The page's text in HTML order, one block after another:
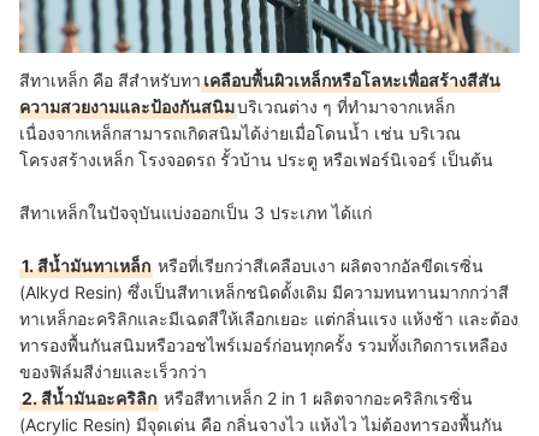
สีทาเหล็ก คือ สีสำหรับทาเคลือบพื้นผิวเหล็กหรือโลหะเพื่อสร้างสีสัน
ความสวยงามและป้องกันสนิมบริเวณต่าง ๆ ที่ทำมาจากเหล็ก
เนื่องจากเหล็กสามารถเกิดสนิมได้ง่ายเมื่อโดนน้ำ เช่น บริเวณ
โครงสร้างเหล็ก โรงจอดรถ รั้วบ้าน ประตู หรือเฟอร์นิเจอร์ เป็นต้น
สีทาเหล็กในปัจจุบันแบ่งออกเป็น 3 ประเภท ได้แก่
1. สีน้ำมันทาเหล็ก หรือที่เรียกว่าสีเคลือบเงา ผลิตจากอัลขีดเรซิ่น
(Alkyd Resin) ซึ่งเป็นสีทาเหล็กชนิดดั้งเดิม มีความทนทานมากกว่าสี
ทาเหล็กอะคริลิกและมีเฉดสีให้เลือกเยอะ แต่กลิ่นแรง แห้งช้า และต้อง
ทารองพื้นกันสนิมหรือวอชไพร์เมอร์ก่อนทุกครั้ง รวมทั้งเกิดการเหลือง
ของฟิล์มสีง่ายและเร็วกว่า
2. สีน้ำมันอะคริลิก หรือสีทาเหล็ก 2 in 1 ผลิตจากอะคริลิกเรซิ่น
(Acrylic Resin) มีจุดเด่น คือ กลิ่นจางไว แห้งไว ไม่ต้องทารองพื้นกัน